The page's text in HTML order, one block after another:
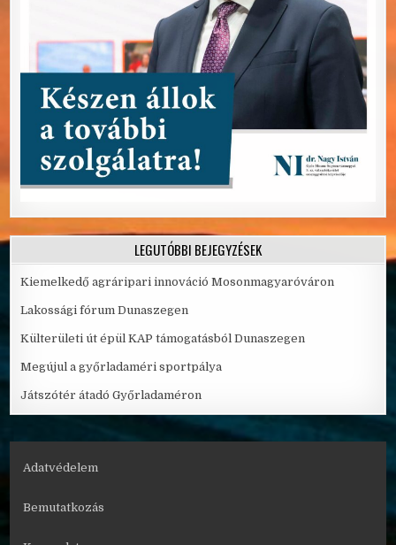
LEGUTÓBBI BEJEGYZÉSEK
Kiemelkedő agráripari innováció Mosonmagyaróváron
Lakossági fórum Dunaszegen
Külterületi út épül KAP támogatásból Dunaszegen
Megújul a győrladaméri sportpálya
Játszótér átadó Győrladaméron
Adatvédelem
Bemutatkozás